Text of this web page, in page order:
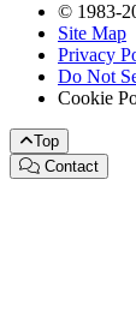
© 1983-
Site Map
Privacy
Do Not
Cookie
Top
Contact